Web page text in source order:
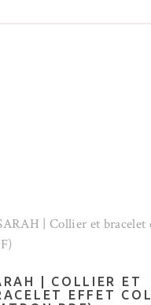
| COLLIER ET
EFFET COL